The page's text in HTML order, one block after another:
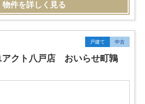
物件を詳しく見る
戸建て 中古
アクト八戸店 おいらせ町鶉